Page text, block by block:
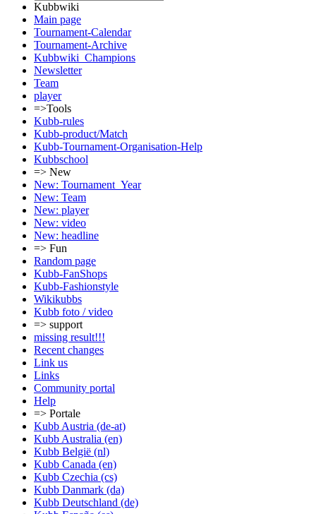
Kubbwiki
Main page
Tournament-Calendar
Tournament-Archive
Kubbwiki_Champions
Newsletter
Team
player
=>Tools
Kubb-rules
Kubb-product/Match
Kubb-Tournament-Organisation-Help
Kubbschool
=> New
New: Tournament_Year
New: Team
New: player
New: video
New: headline
=> Fun
Random page
Kubb-FanShops
Kubb-Fashionstyle
Wikikubbs
Kubb foto / video
=> support
missing result!!!
Recent changes
Link us
Links
Community portal
Help
=> Portale
Kubb Austria (de-at)
Kubb Australia (en)
Kubb België (nl)
Kubb Canada (en)
Kubb Czechia (cs)
Kubb Danmark (da)
Kubb Deutschland (de)